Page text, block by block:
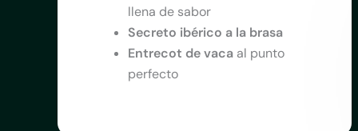
llena de sabor
Secreto ibérico a la brasa
Entrecot de vaca al punto
perfecto